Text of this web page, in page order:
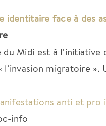
identitaire face à des
du Midi est à l'initiative
l'invasion migratoire ».
anti et
info